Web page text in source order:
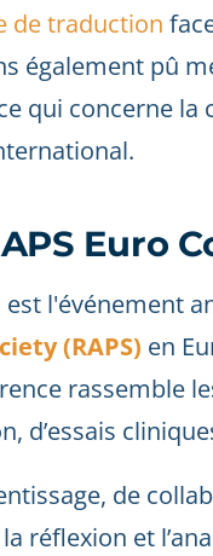
de traduction
également pû
qui concerne
Euro
est l'événement
(RAPS) en
rassemble
d’essais
de
réflexion et